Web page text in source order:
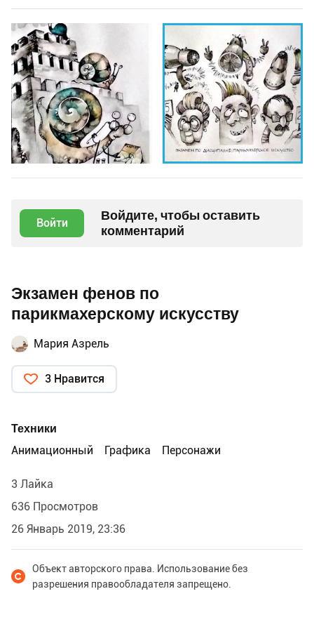
Войти
Войдите, чтобы оставить
комментарий
Экзамен фенов по
парикмахерскому искусству
Мария Азрель
3 Нравится
Техники
Анимационный
Графика Персонажи
3 Лайка
636 Просмотров
26 Январь 2019, 23:36
Объект авторского права. Использование без
разрешения правообладателя запрещено.